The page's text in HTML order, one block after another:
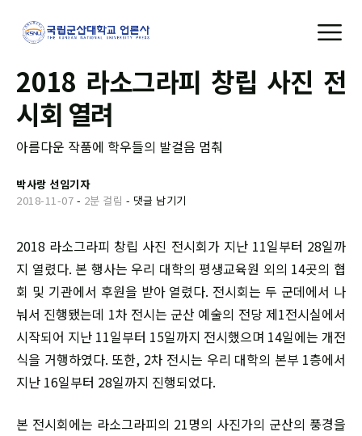
2018 라소그라피 창립 사진 전
시회 열려
아름다운 작품에 학우들의 발걸음 멈춰
박사랑 선임기자
2018-11-07 - 2분 걸림 - 댓글 남기기
2018 라소그라피 창립 사진 전시회가 지난 11일부터 28일까
지 열렸다. 본 행사는 우리 대학의 평생교육원 외의 14곳의 협
회 및 기관에서 후원을 받아 열렸다. 전시회는 두 군데에서 나
눠서 진행됐는데 1차 전시는 군산 예술의 전당 제1전시실에서
시작되어 지난 11일부터 15일까지 전시했으며 14일에는 개전
식을 거행하였다. 또한, 2차 전시는 우리 대학의 본부 1층에서
지난 16일부터 28일까지 진행되었다.
본 전시회에는 라소그라피의 21명의 사진가의 군산의 풍경을